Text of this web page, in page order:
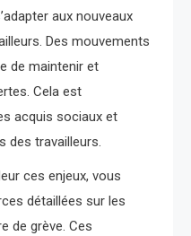
aux nouveaux
Des mouvements
de maintenir et
Cela est
acquis sociaux et
des travailleurs.
ces enjeux, vous
détaillées sur les
de grève. Ces